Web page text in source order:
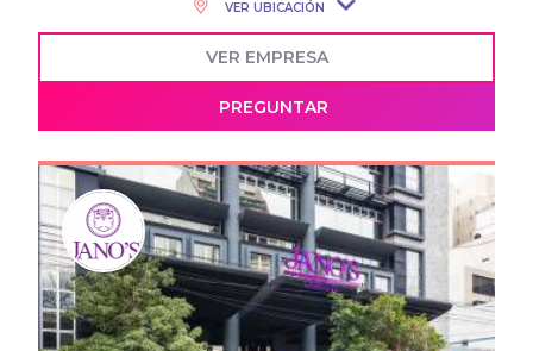
VER UBICACIÓN
VER EMPRESA
PREGUNTAR